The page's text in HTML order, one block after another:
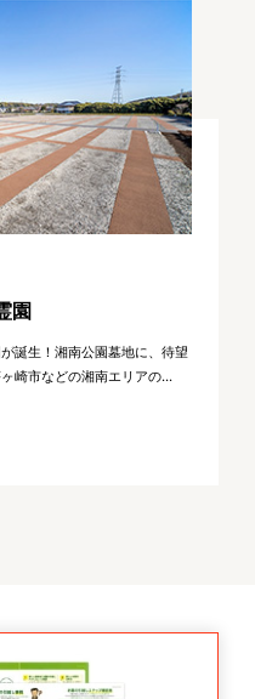
園
誕生！湘南公園墓地に、待望
崎市などの湘南エリアの...